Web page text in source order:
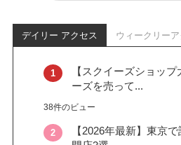
デイリー アクセス ウィークリーア
【スクイーズショッ
ーズを売って...
38件のビュー
【2026年最新】東京